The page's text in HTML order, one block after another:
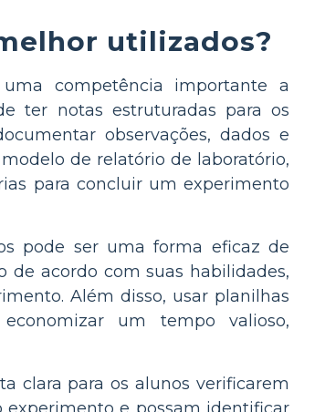
utilizados?
competência importante a
ter notas estruturadas para os
observações, dados e
de relatório de laboratório,
para concluir um experimento
pode ser uma forma eficaz de
de acordo com suas habilidades,
Além disso, usar planilhas
um tempo valioso,
clara para os alunos verificarem